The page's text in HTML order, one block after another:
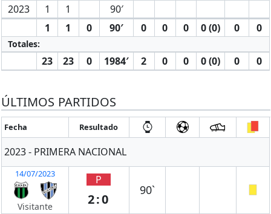
2023 1 1
90′
1
1 0 90′ 0 0 0 0 (0) 0 0
Totales:
23 23 0 1984′ 2 0 0 0 (0) 0 0
ÚLTIMOS PARTIDOS
Fecha Resultado
2023 - PRIMERA NACIONAL
14/07/2023
Visitante
P
2:0
90`